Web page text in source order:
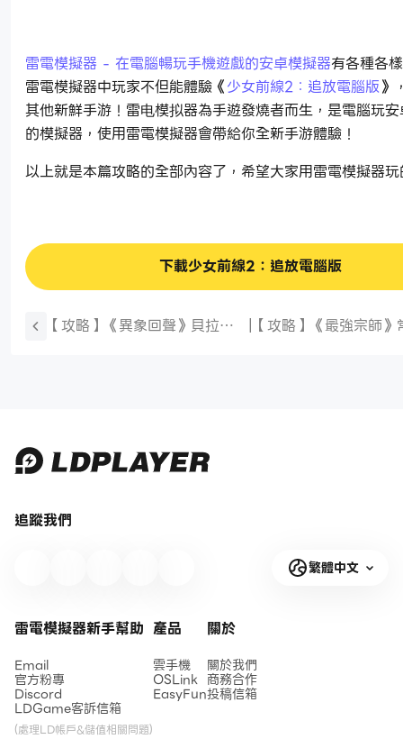
雷電模擬器 - 在電腦暢玩手機遊戲的安卓模擬器有各種各
雷電模擬器中玩家不但能體驗《少女前線2：追放電腦版》
其他新鮮手游！雷电模拟器為手遊發燒者而生，是電腦玩
的模擬器，使用雷電模擬器會帶給你全新手游體驗！
以上就是本篇攻略的全部內容了，希望大家用雷電模擬器
下載少女前線2：追放電腦版
【攻略】《異象回聲》貝拉斯
| 【攻略】《最強宗師》
追蹤我們
繁體中文
雷電模擬器新手幫助
Email
官方粉專
Discord
LDGame客訴信箱
(處理LD帳戶&儲值相關問題)
產品
雲手機
OSLink
EasyFun
關於
關於我們
商務合作
投稿信箱